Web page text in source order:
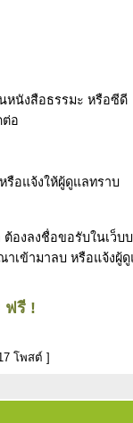
นหนังสือธรรมะ หรือซีดี
ต่อ
อแจ้งให้ผู้ดูแลทราบ
องลงชื่อขอรับในเว็บ
าเข้ามาลบ หรือแจ้ง
ฟรี !
โพสต์ ]